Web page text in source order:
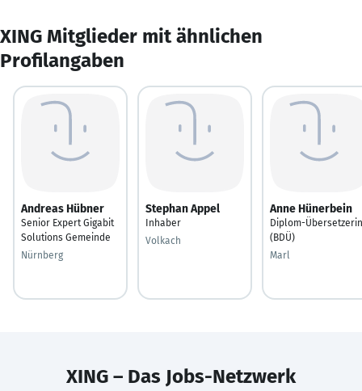
XING Mitglieder mit ähnlichen
Profilangaben
Andreas Hübner
Senior Expert Gigabit
Solutions Gemeinde
Nürnberg
Stephan Appel
Inhaber
Volkach
Anne Hünerbein
Diplom-Übersetzerin
(BDÜ)
Marl
XING – Das Jobs-Netzwerk